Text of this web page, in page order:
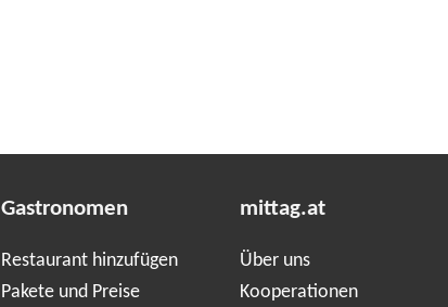
Gastronomen
Restaurant hinzufügen
Pakete und Preise
mittag.at
Über uns
Kooperationen